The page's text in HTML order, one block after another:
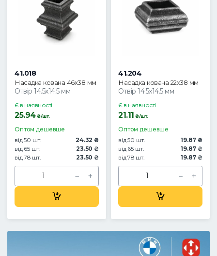
41.018
Насадка кована 46х38 мм
Отвір 14.5х14.5 мм
Є в наявності
25.94₴/шт.
Оптом дешевше
від 50 шт.
24.32 ₴
від 65 шт.
23.50 ₴
від 78 шт.
23.50 ₴
41.204
Насадка кована 22х38 мм
Отвір 14.5х14.5 мм
Є в наявності
21.11 ₴/шт.
Оптом дешевше
від 50 шт.
19.87 ₴
від 65 шт.
19.87 ₴
від 78 шт.
19.87 ₴